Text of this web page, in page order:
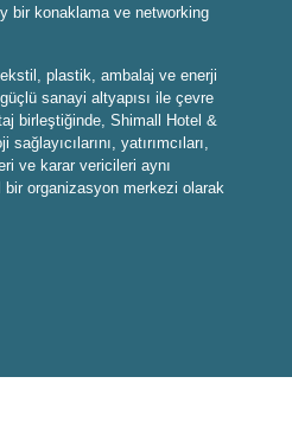
bir konaklama ve networking
plastik, ambalaj ve enerji
sanayi altyapısı ile çevre
birleştiğinde, Shimall Hotel &
yatırımcıları,
ve karar vericileri aynı
organizasyon merkezi olarak